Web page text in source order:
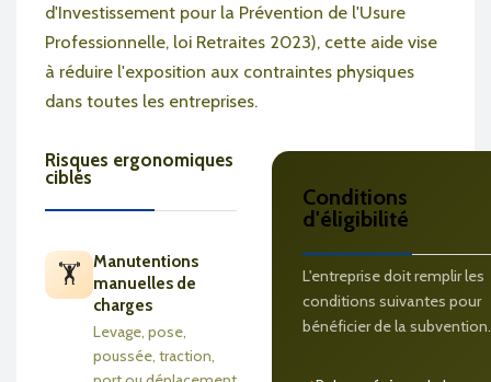
d'Investissement pour la Prévention de l'Usure
Professionnelle, loi Retraites 2023), cette aide vise
à réduire l'exposition aux contraintes physiques
dans toutes les entreprises.
Risques ergonomiques
ciblés
🏋️
Manutentions
manuelles de
charges
Levage, pose,
poussée, traction,
Conditions
d'éligibilité
L'entreprise doit remplir les
conditions suivantes pour
bénéficier de la subvention.